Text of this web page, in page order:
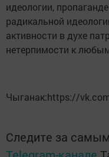
идеологии,
радикальной
активности в духе
нетерпимости к
Чыганак:https://
Следите за